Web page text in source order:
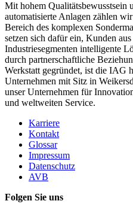
Mit hohem Qualitätsbewusstsein
automatisierte Anlagen zählen
Bereich des komplexen
setzen sich dafür ein, Kunden
Industriesegmenten intelligente
durch partnerschaftliche
Werkstatt gegründet, ist die IAG
Unternehmen mit Sitz in
unser Unternehmen für
und weltweiten Service.
Karriere
Kontakt
Glossar
Impressum
Datenschutz
AVB
Folgen Sie uns